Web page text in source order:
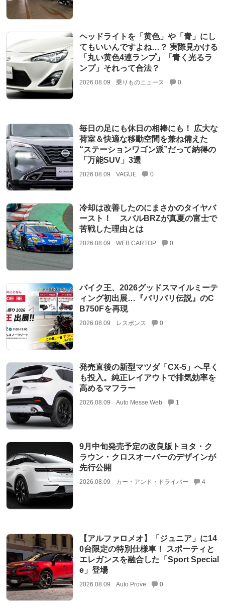
ヘッドライトを「黄色」や「青」にし
てもいいんですよね…？ 実際見かける
「丸い黄色4連ランプ」「青く光るラ
ンプ」それって合法？
2026.08.09 乗りものニュース 0
毎日の足にも休日の相棒にも！ 広大な
荷室＆快適な移動空間を兼ね備えた
“ステーションワゴン派”だって納得の
「万能SUV」3選
2026.08.09 VAGUE 0
冷却は改善したのにまさかのタイヤバ
ースト！ スバルBRZが真夏の富士で
苦戦した理由とは
2026.08.09 WEB CARTOP 0
バイク王、2026グッドスマイルミーテ
ィング初出展…『バリバリ伝説』のC
B750Fを再現
2026.08.09 レスポンス 0
発売直後の新型マツダ「CX-5」へ早く
も投入。純正レイアウトで排気効率を
高めるマフラー
2026.08.09 Auto Messe Web 1
9月中旬発売予定の改良版トヨタ・ク
ラウン・クロスオーバーのデザインが
先行公開
2026.08.09 カー・アンド・ドライバー 4
【アルファロメオ】「ジュニア」に14
0台限定の特別仕様車！ スポーティと
エレガンスを融合した「Sport Special
e」登場
2026.08.09 Auto Prove 0